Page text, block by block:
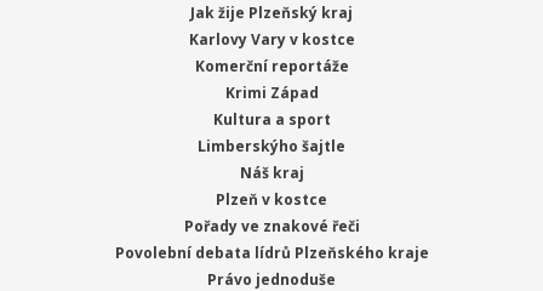
Jak žije Plzeňský kraj
Karlovy Vary v kostce
Komerční reportáže
Krimi Západ
Kultura a sport
Limberskýho šajtle
Náš kraj
Plzeň v kostce
Pořady ve znakové řeči
Povolební debata lídrů Plzeňského kraje
Právo jednoduše